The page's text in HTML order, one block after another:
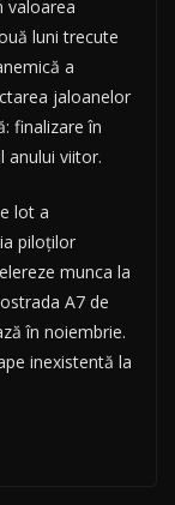
valoarea
luni trecute
a
jaloanelor
finalizare în
anului viitor.
lot a
piloților
munca la
A7 de
în noiembrie.
inexistentă la